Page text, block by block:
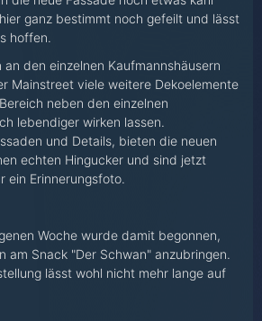
ganz bestimmt noch gefeilt und lässt
hoffen.
an den einzelnen Kaufmannshäusern
Mainstreet viele weitere Dekoelemente
neben den einzelnen
lebendiger wirken lassen.
und Details, bieten die neuen
echten Hingucker und sind jetzt
ein Erinnerungsfoto.
Woche wurde damit begonnen,
am Snack "Der Schwan" anzubringen.
lässt wohl nicht mehr lange auf